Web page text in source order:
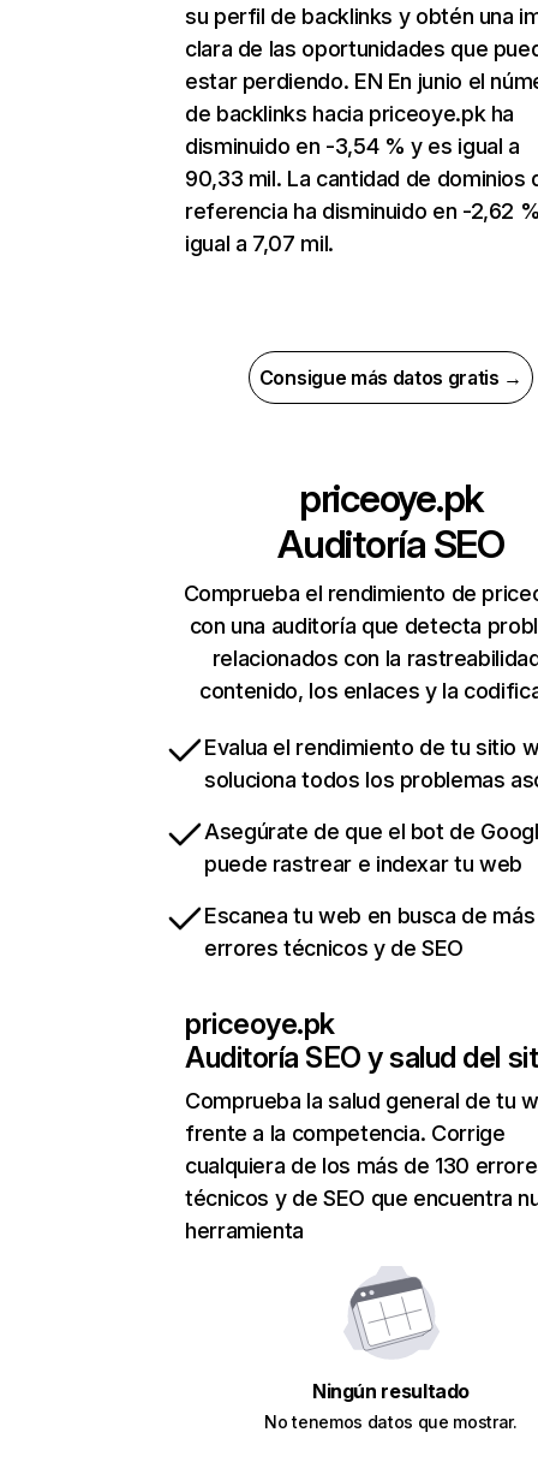
su perfil de backlinks y obtén una
clara de las oportunidades que
estar perdiendo. EN En junio el
de backlinks hacia priceoye.pk ha
disminuido en -3,54 % y es igual a
90,33 mil. La cantidad de dominios
referencia ha disminuido en -2,62
igual a 7,07 mil.
Consigue más datos gratis →
priceoye.pk
Auditoría SEO
Comprueba el rendimiento de
con una auditoría que detecta
relacionados con la
contenido, los enlaces y la
Evalua el rendimiento de tu sitio
soluciona todos los problemas
Asegúrate de que el bot de
puede rastrear e indexar tu web
Escanea tu web en busca de
errores técnicos y de SEO
priceoye.pk
Auditoría SEO y salud del
Comprueba la salud general de tu
frente a la competencia. Corrige
cualquiera de los más de 130
técnicos y de SEO que encuentra
herramienta
Ningún resultado
No tenemos datos que mostrar.